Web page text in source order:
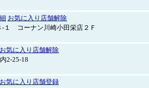
お気に入り店舗解除
‐１ コーナン川崎小田栄店２Ｆ
お気に入り店舗解除
2-25-18
お気に入り店舗登録